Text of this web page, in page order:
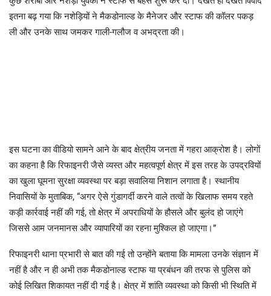
इतना बढ़ गया कि नशेड़ियों ने मैकडोनाल्ड के मैनेजर और स्टाफ की कॉलर पकड़
ली और उनके साथ जमकर गाली-गलौज व अभद्रता की।
इस घटना का वीडियो सामने आने के बाद क्षेत्रीय जनता में गहरा आक्रोश है। लोगों
का कहना है कि रिफाइनरी जैसे व्यस्त और महत्वपूर्ण क्षेत्र में इस तरह के उपद्रवियों
का खुला घूमना सुरक्षा व्यवस्था पर बड़ा सवालिया निशान लगाता है। स्थानीय
निवासियों के मुताबिक, “अगर ऐसे गुंडागर्दी करने वाले तत्वों के खिलाफ समय रहते
कड़ी कार्रवाई नहीं की गई, तो क्षेत्र में अपराधियों के हौसले और बुलंद हो जाएंगे
जिससे आम जनमानस और व्यापारियों का रहना मुश्किल हो जाएगा।”
रिफाइनरी थाना प्रभारी से बात की गई तो उन्होंने बताया कि मामला उनके संज्ञान में
नहीं है और न ही अभी तक मैकडोनाल्ड स्टाफ या प्रबंधन की तरफ से पुलिस को
कोई लिखित शिकायत नहीं दी गई है। क्षेत्र में शांति व्यवस्था को किसी भी स्थिति में